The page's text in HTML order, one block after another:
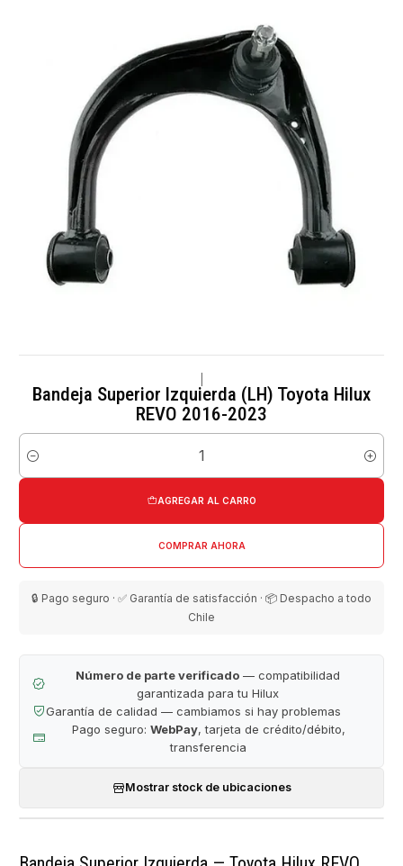
Bandeja Superior Izquierda (LH) Toyota Hilux
REVO 2016-2023
Cantidad
AGREGAR AL CARRO
COMPRAR AHORA
🔒 Pago seguro · ✅ Garantía de satisfacción · 📦 Despacho a todo
Chile
Número de parte verificado — compatibilidad
garantizada para tu Hilux
Garantía de calidad — cambiamos si hay problemas
Pago seguro: WebPay, tarjeta de crédito/débito,
transferencia
Mostrar stock de ubicaciones